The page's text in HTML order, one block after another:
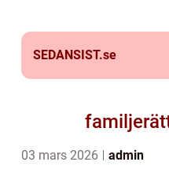
SEDANSIST.se
03 mars 2026 admin